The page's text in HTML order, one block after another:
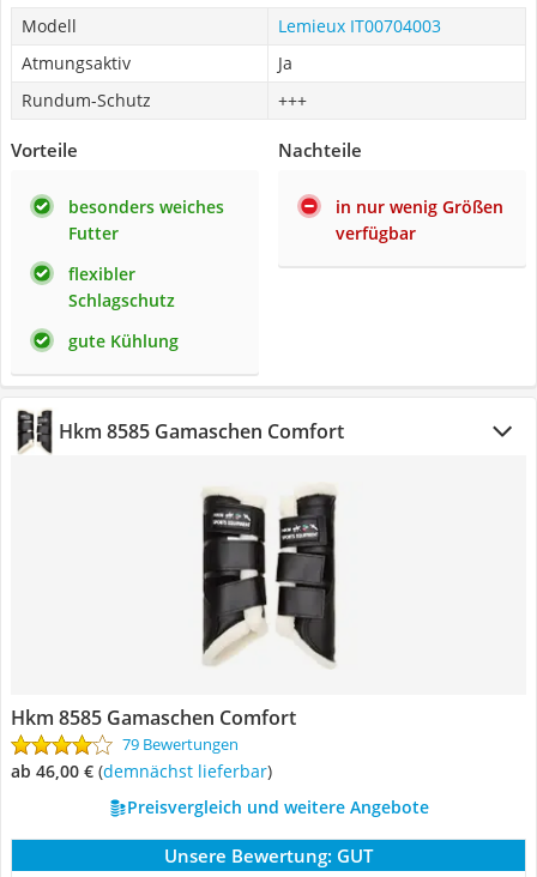
Modell
Lemieux IT00704003
Atmungsaktiv
Ja
Rundum-Schutz
+++
Vorteile
besonders weiches
Futter
flexibler
Schlagschutz
gute Kühlung
Nachteile
in nur wenig Größen
verfügbar
Hkm 8585 Gamaschen Comfort
Hkm 8585 Gamaschen Comfort
79 Bewertungen
ab 46,00 € ( Demnächst lieferbar)
Preisvergleich und weitere Angebote
Unsere Bewertung: GUT